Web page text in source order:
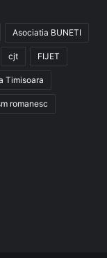
Asociatia BUNETI
cjt FIJET
Timisoara
romanesc